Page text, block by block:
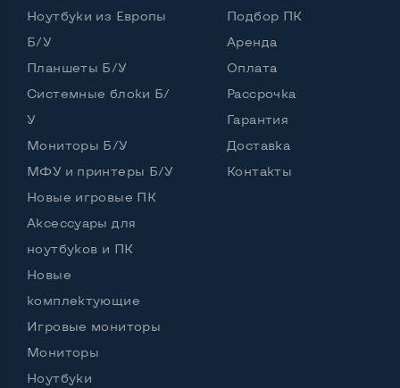
Частота процессора (базовая-максимальная)
Intel Core i3-3110M (2,40 GHz)
Тип оперативной памяти
DDR3
Возможности видеокарты:
Тип видеокарты
Видеопроцессор ноутбука
Размер видеопамяти, Гб
Ноутбуки из Европы
Б/У
Планшеты Б/У
Системные блоки Б/
У
Мониторы Б/У
МФУ и принтеры Б/У
Новые игровые ПК
Аксессуары для
ноутбуков и ПК
Новые
комплектующие
Игровые мониторы
Мониторы
Ноутбуки
Подбор ПК
Аренда
Оплата
Рассрочка
Гарантия
Доставка
Контакты